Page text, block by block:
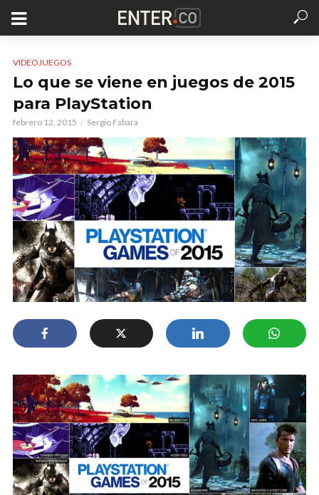
VIDEOJUEGOS
Lo que se viene en juegos de 2015
para PlayStation
febrero 12, 2015 Sergio Fabara